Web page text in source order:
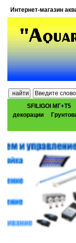
Интернет-магазин
SFILIGOI МГ+Т5
декорации